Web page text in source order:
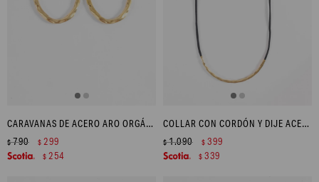
CARAVANAS DE ACERO ARO ORGÁNICO - DORADO
$790 $ 299
$ 254
COLLAR CON CORDÓN Y DIJE ACERO - DORADO
$1.090 $ 399
$ 339